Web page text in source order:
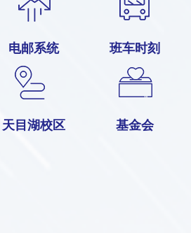
电邮系统 班车时刻
天目湖校区 基金会